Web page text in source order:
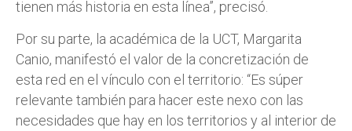
tienen más historia en esta línea”, precisó.
Por su parte, la académica de la UCT, Margarita
Canio, manifestó el valor de la concretización de
esta red en el vínculo con el territorio: “Es súper
relevante también para hacer este nexo con las
necesidades que hay en los territorios y al interior de